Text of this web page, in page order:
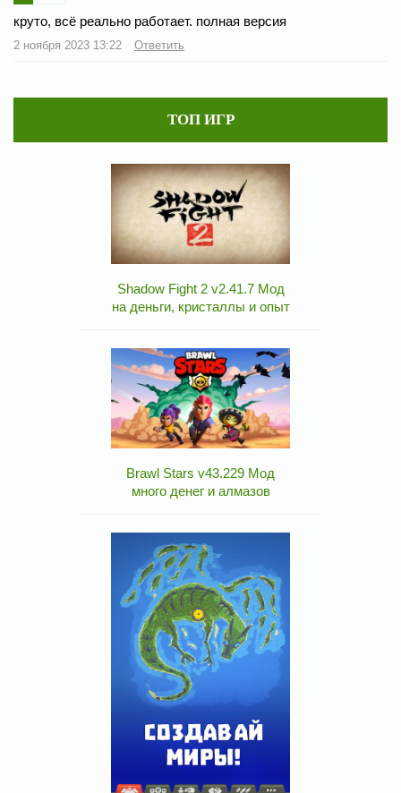
круто, всё реально работает. полная версия
2 ноября 2023 13:22 Ответить
ТОП ИГР
Shadow Fight 2 v2.41.7 Мод
на деньги, кристаллы и опыт
Brawl Stars v43.229 Мод
много денег и алмазов